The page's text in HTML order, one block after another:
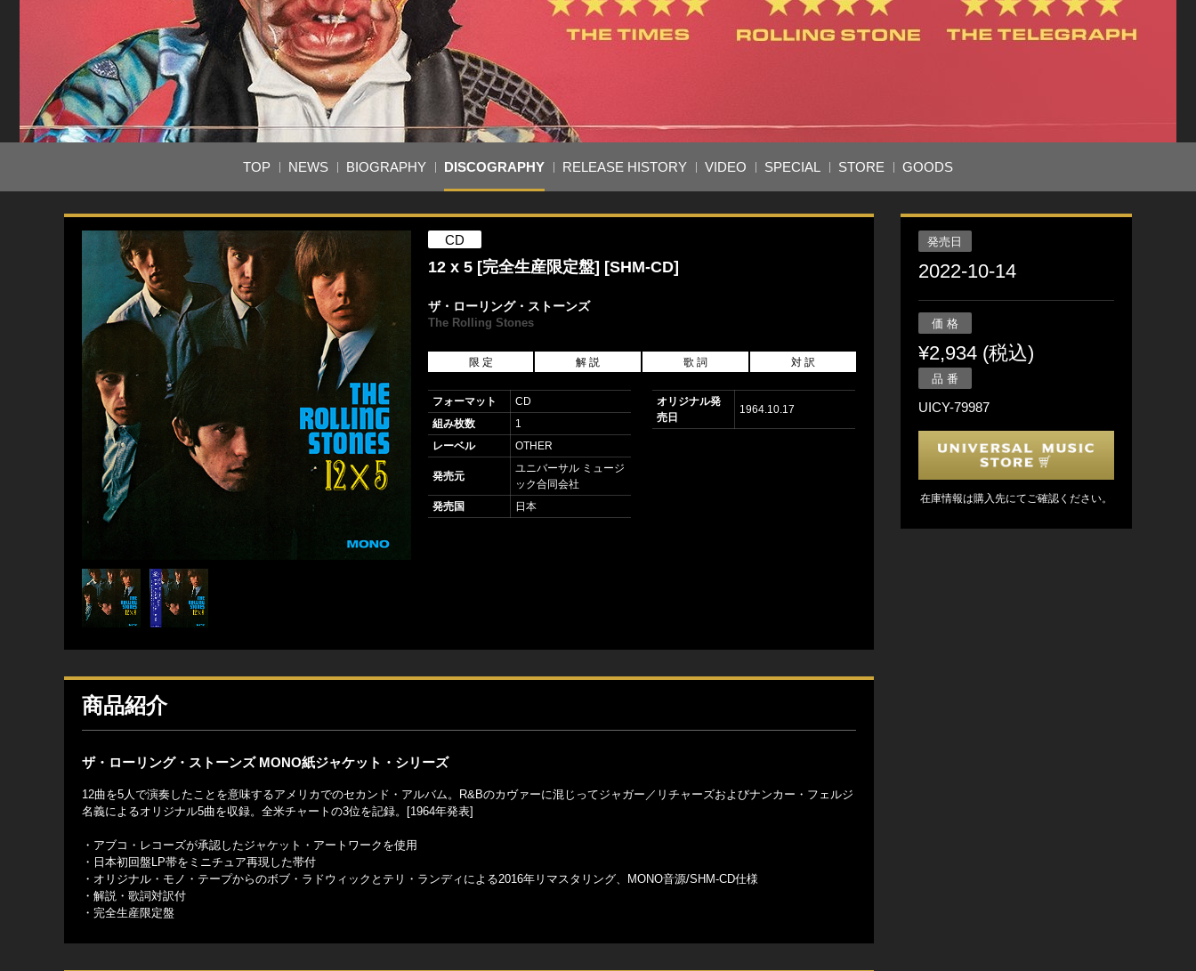
TOP NEWS BIOGRAPHY DISCOGRAPHY RELEASE HISTORY VIDEO SPECIAL STORE GOODS
CD
12 x 5 [完全生産限定盤] [SHM-CD]
ザ・ローリング・ストーンズ
The Rolling Stones
限 定 解 説 歌 詞 対 訳
フォーマット
CD
組み枚数
1
レーベル
OTHER
発売元
ユニバーサル ミュージ
ック合同会社
発売国
日本
オリジナル発
売日
1964.10.17
商品紹介
ザ・ローリング・ストーンズ MONO紙ジャケット・シリーズ
12曲を5人で演奏したことを意味するアメリカでのセカンド・アルバム。R&Bのカヴァーに混じってジャガー／リチャーズおよびナンカー・フェルジ
名義によるオリジナル5曲を収録。全米チャートの3位を記録。[1964年発表]
・アブコ・レコーズが承認したジャケット・アートワークを使用
・日本初回盤LP帯をミニチュア再現した帯付
・オリジナル・モノ・テープからのボブ・ラドウィックとテリ・ランディによる2016年リマスタリング、MONO音源/SHM-CD仕様
・解説・歌詞対訳付
・完全生産限定盤
発売日
2022-10-14
価 格
¥2,934 (税込)
品 番
UICY-79987
在庫情報は購入先にてご確認ください。